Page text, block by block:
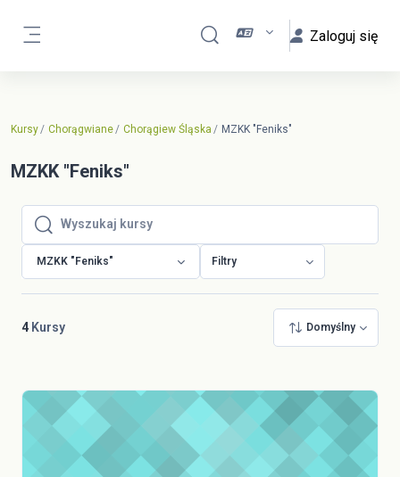
Przełącznik wyszukiwarki
Zaloguj się
Kursy Chorągwiane Chorągiew Śląska MZKK "Feniks"
MZKK "Feniks"
Wyszukaj kursy
Wyszukaj kursy
MZKK "Feniks" Filtry
4 Kursy Domyślny